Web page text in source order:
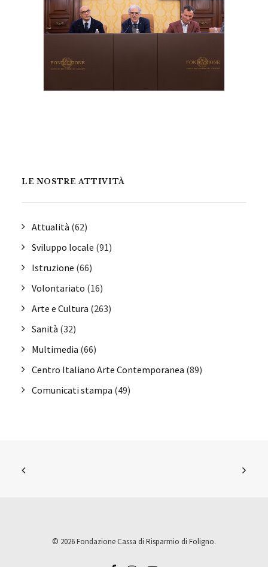
LE NOSTRE ATTIVITÀ
Attualità (62)
Sviluppo locale (91)
Istruzione (66)
Volontariato (16)
Arte e Cultura (263)
Sanità (32)
Multimedia (66)
Centro Italiano Arte Contemporanea (89)
Comunicati stampa (49)
© 2026 Fondazione Cassa di Risparmio di Foligno.